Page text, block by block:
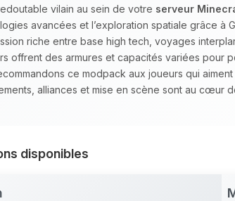
vilain au sein de votre serveur
avancées et l’exploration spatiale grâce à
riche entre base high tech, voyages
offrent des armures et capacités variées pour
ce modpack aux joueurs qui
alliances et mise en scène sont au cœur
disponibles